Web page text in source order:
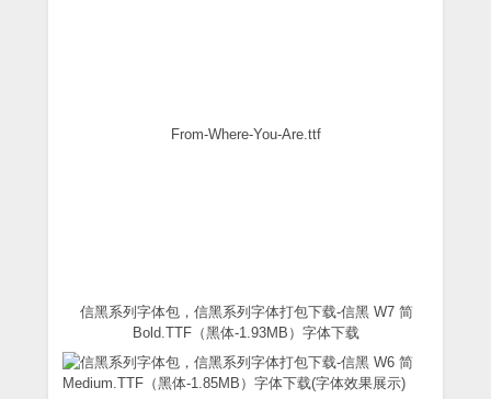
From-Where-You-Are.ttf
信黑系列字体包，信黑系列字体打包下载-信黑 W7 简
Bold.TTF（黑体-1.93MB）字体下载